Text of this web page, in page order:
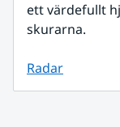
ett värdefullt
skurarna.
Radar